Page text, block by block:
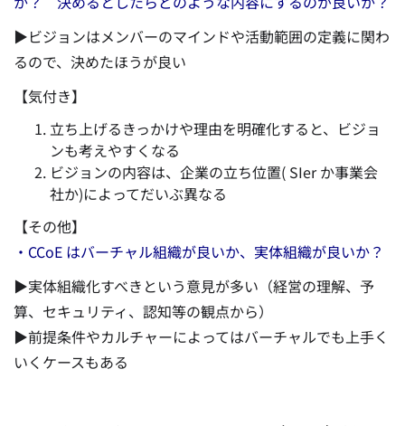
▶ビジョンはメンバーのマインドや活動範囲の定義に関わ
るので、決めたほうが良い
【気付き】
立ち上げるきっかけや理由を明確化すると、ビジョ
ンも考えやすくなる
ビジョンの内容は、企業の立ち位置( SIer か事業会
社か)によってだいぶ異なる
【その他】
・CCoE はバーチャル組織が良いか、実体組織が良いか？
▶実体組織化すべきという意見が多い（経営の理解、予
算、セキュリティ、認知等の観点から）
▶前提条件やカルチャーによってはバーチャルでも上手く
いくケースもある